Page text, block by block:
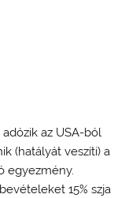
az USA-ból
(hatályát veszíti) a
egyezmény.
15% szja